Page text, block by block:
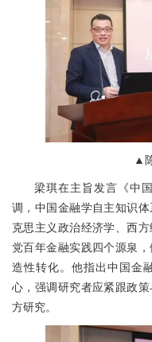
▲
梁琪在主旨发言《中
调，中国金融学自主知识
克思主义政治经济学、西
党百年金融实践四个源泉
造性转化。他指出中国金
心，强调研究者应紧跟政
方研究。